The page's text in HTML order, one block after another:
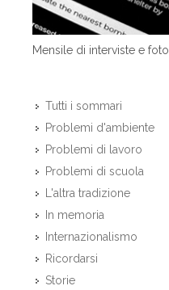
Mensile di interviste e foto
Tutti i sommari
Problemi d'ambiente
Problemi di lavoro
Problemi di scuola
L'altra tradizione
In memoria
Internazionalismo
Ricordarsi
Storie